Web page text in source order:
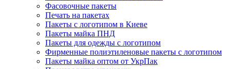
Фасовочные пакеты
Печать на пакетах
Пакеты с логотипом в Киеве
Пакеты майка ПНД
Пакеты для одежды с логотипом
Фирменные полиэтиленовые пакеты с логотипом
Пакеты майка оптом от УкрПак